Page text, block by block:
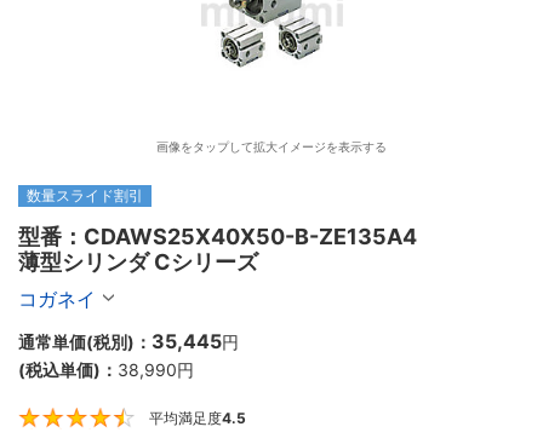
画像をタップして拡大イメージを表示する
数量スライド割引
型番：CDAWS25X40X50-B-ZE135A4
薄型シリンダ Cシリーズ
コガネイ
通常単価(税別)： 35,445円
(税込単価)： 38,990円
平均満足度4.5